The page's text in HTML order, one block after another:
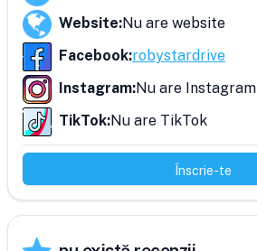
Website:Nu are website
Facebook:robystardrive
Instagram:Nu are Instagram
TikTok:Nu are TikTok
Înscrie-te